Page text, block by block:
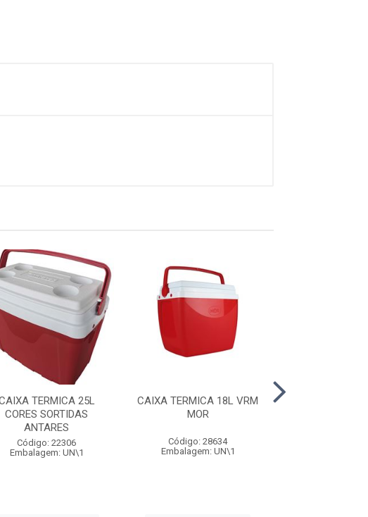
TERMICA 25L
CORES SORTIDAS
ANTARES
Código: 22306
Embalagem: UN\1
CAIXA TERMICA 18L VRM
MOR
Código: 28634
Embalagem: UN\1